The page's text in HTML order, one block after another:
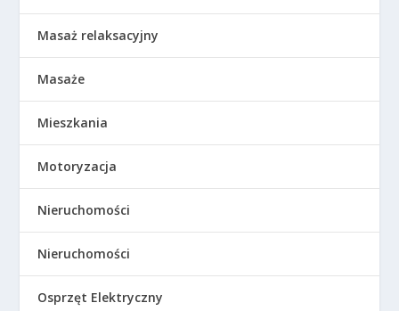
Masaż relaksacyjny
Masaże
Mieszkania
Motoryzacja
Nieruchomości
Nieruchomości
Osprzęt Elektryczny